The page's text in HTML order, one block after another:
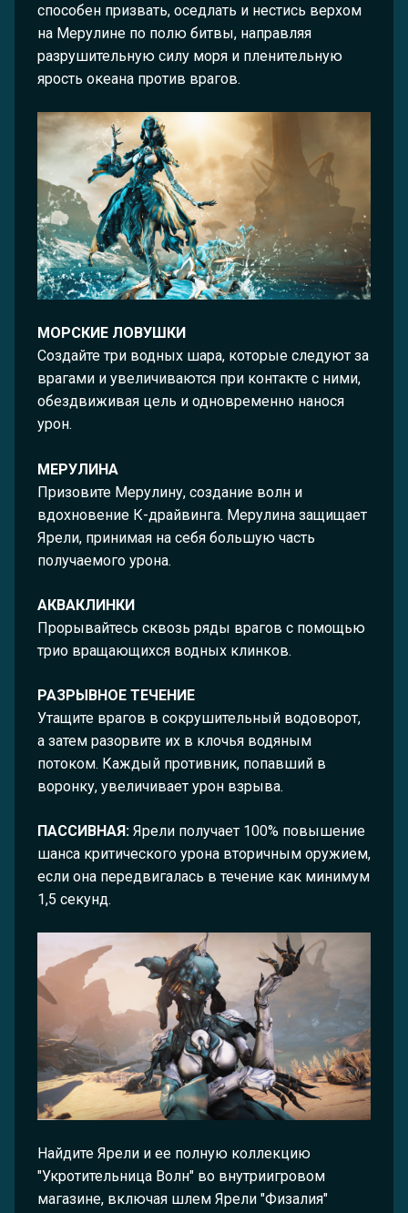
способен призвать, оседлать и нестись верхом
на Мерулине по полю битвы, направляя
разрушительную силу моря и пленительную
ярость океана против врагов.
МОРСКИЕ ЛОВУШКИ
Создайте три водных шара, которые следуют за
врагами и увеличиваются при контакте с ними,
обездвиживая цель и одновременно нанося
урон.
МЕРУЛИНА
Призовите Мерулину, создание волн и
вдохновение К-драйвинга. Мерулина защищает
Ярели, принимая на себя большую часть
получаемого урона.
АКВАКЛИНКИ
Прорывайтесь сквозь ряды врагов с помощью
трио вращающихся водных клинков.
РАЗРЫВНОЕ ТЕЧЕНИЕ
Утащите врагов в сокрушительный водоворот,
а затем разорвите их в клочья водяным
потоком. Каждый противник, попавший в
воронку, увеличивает урон взрыва.
ПАССИВНАЯ: Ярели получает 100% повышение
шанса критического урона вторичным оружием,
если она передвигалась в течение как минимум
1,5 секунд.
Найдите Ярели и ее полную коллекцию
"Укротительница Волн" во внутриигровом
магазине, включая шлем Ярели "Физалия"